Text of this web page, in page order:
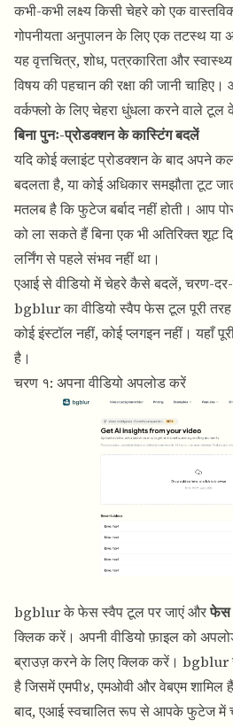
कभी-कभी लक्ष्य किसी चेहरे को एक
गोपनीयता अनुपालन के लिए एक तटस्थ या
यह वृत्तचित्र, शोध, पत्रकारिता और
विषय की पहचान की रक्षा की जानी
वर्कफ्लो के लिएचेहरा धुंधला करने वाले टूल
बिना पुनः-प्रोडक्शन के कास्टिंग बदलें
यदि कोई क्लाइंट प्रोडक्शन के बाद अपने
बदलता है, या कोई अधिकार समझौता टूट
मतलब है कि फुटेज बर्बाद नहीं होती। आप
को ला सकते हैं बिना एक भी अतिरिक्त शूट
लर्निंग से पहले संभव नहीं था।
एआई से वीडियो में चेहरे कैसे बदलें, चरण-
bgblur कावीडियो स्वैप फेसटूल पूरी
कोई इंस्टॉल नहीं, कोई प्लगइन नहीं। यहाँ
है।
चरण १: अपना वीडियो अपलोड करें
bgblur के फेस स्वैप टूल पर जाएं औरफेस
क्लिक करें। अपनी वीडियो फ़ाइल को
ब्राउज़ करने के लिए क्लिक करें। bgblur
है जिसमें एमपी४, एमओवी और वेबएम शामिल
बाद, एआई स्वचालित रूप से आपके फुटेज में